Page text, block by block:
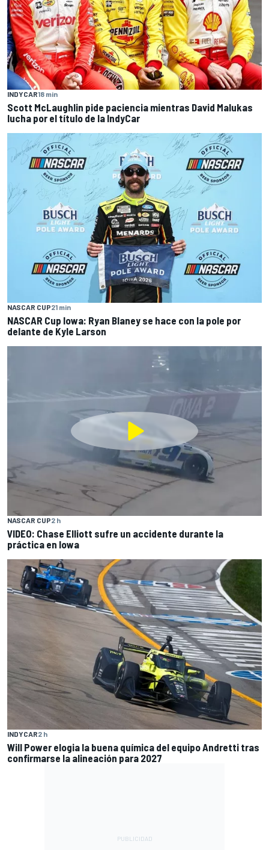
INDYCAR18 min
Scott McLaughlin pide paciencia mientras David Malukas
lucha por el título de la IndyCar
NASCAR CUP21 min
NASCAR Cup Iowa: Ryan Blaney se hace con la pole por
delante de Kyle Larson
NASCAR CUP2 h
VIDEO: Chase Elliott sufre un accidente durante la
práctica en Iowa
INDYCAR2 h
Will Power elogia la buena química del equipo Andretti tras
confirmarse la alineación para 2027